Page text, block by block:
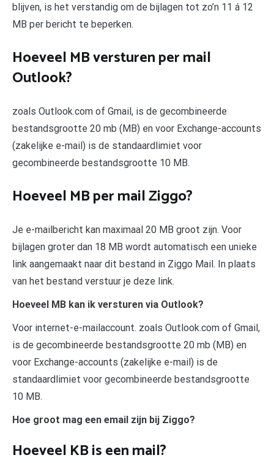
blijven, is het verstandig om de bijlagen tot zo’n 11 á 12
MB per bericht te beperken.
Hoeveel MB versturen per mail
Outlook?
zoals Outlook.com of Gmail, is de gecombineerde
bestandsgrootte 20 mb (MB) en voor Exchange-accounts
(zakelijke e-mail) is de standaardlimiet voor
gecombineerde bestandsgrootte 10 MB.
Hoeveel MB per mail Ziggo?
Je e-mailbericht kan maximaal 20 MB groot zijn. Voor
bijlagen groter dan 18 MB wordt automatisch een unieke
link aangemaakt naar dit bestand in Ziggo Mail. In plaats
van het bestand verstuur je deze link.
Hoeveel MB kan ik versturen via Outlook?
Voor internet-e-mailaccount. zoals Outlook.com of Gmail,
is de gecombineerde bestandsgrootte 20 mb (MB) en
voor Exchange-accounts (zakelijke e-mail) is de
standaardlimiet voor gecombineerde bestandsgrootte
10 MB.
Hoe groot mag een email zijn bij Ziggo?
Hoeveel KB is een mail?